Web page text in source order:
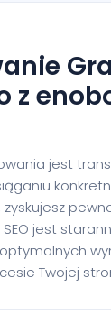
z
jest
jest
Twojej